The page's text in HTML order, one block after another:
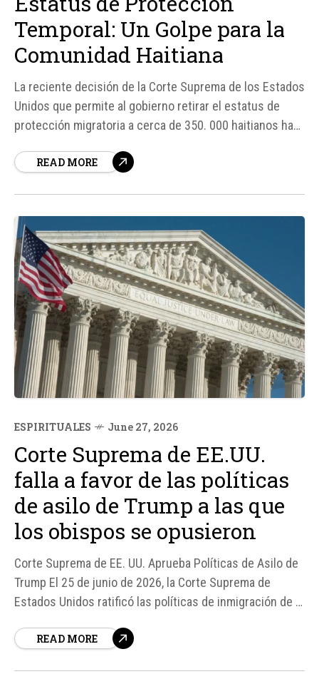
Temporal: Un Golpe para la
Comunidad Haitiana
La reciente decisión de la Corte Suprema de los Estados
Unidos que permite al gobierno retirar el estatus de
protección migratoria a cerca de 350. 000 haitianos ha
comunidad haitiana en EE. UU. Según fuentes, esta
READ MORE
ESPIRITUALES June 27, 2026
Corte Suprema de EE.UU.
falla a favor de las políticas
de asilo de Trump a las que
los obispos se opusieron
Corte Suprema de EE. UU. Aprueba Políticas de Asilo de
Trump El 25 de junio de 2026, la Corte Suprema de
Estados Unidos ratificó las políticas de inmigración de la
oposición por parte de la Conferencia de Obispos
READ MORE